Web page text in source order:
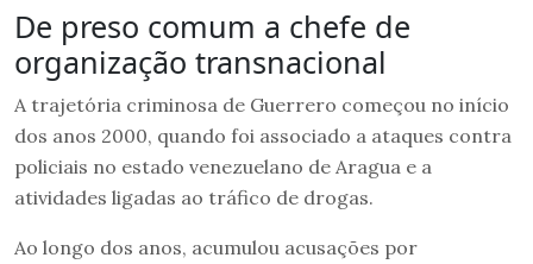
De preso comum a chefe de
organização transnacional
A trajetória criminosa de Guerrero começou no início
dos anos 2000, quando foi associado a ataques contra
policiais no estado venezuelano de Aragua e a
atividades ligadas ao tráfico de drogas.
Ao longo dos anos, acumulou acusações por